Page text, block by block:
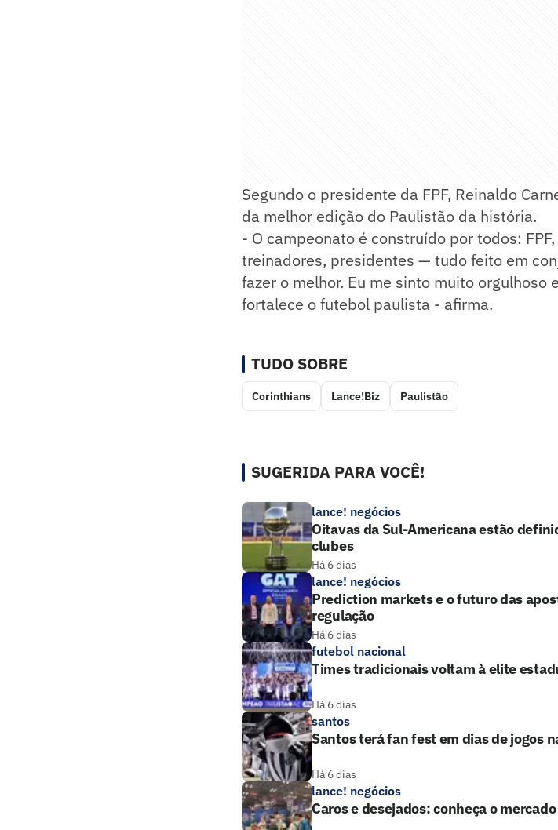
Segundo o presidente da FPF, Reinaldo
da melhor edição do Paulistão da história.
- O campeonato é construído por todos:
treinadores, presidentes — tudo feito em
fazer o melhor. Eu me sinto muito orgulhoso
fortalece o futebol paulista - afirma.
TUDO SOBRE
Corinthians Lance!Biz Paulistão
SUGERIDA PARA VOCÊ!
lance! negócios
Oitavas da Sul-Americana estão
clubes
Há 6 dias
lance! negócios
Prediction markets e o futuro das
regulação
Há 6 dias
futebol nacional
Times tradicionais voltam à elite
Há 6 dias
santos
Santos terá fan fest em dias de jogos
Há 6 dias
lance! negócios
Caros e desejados: conheça o